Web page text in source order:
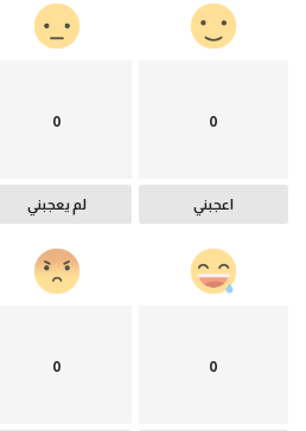
0
اعجبني
0
لم يعجبني
0
0